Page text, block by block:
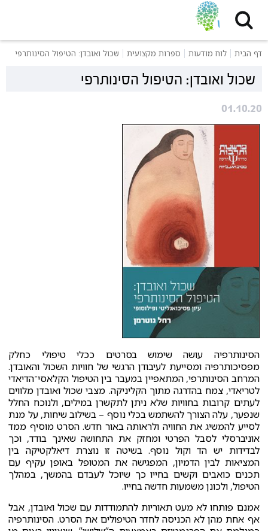
דף הבית לוח מודעות ספרות מקצועית שכול ואובדן: הטיפול הסינותרפי
שכול ואובדן: הטיפול הסינותרפי
01.10.20
הסינותרפיה עושה שימוש בסרטים ככלי טיפולי כחלק
מפסיכותרפיה ומסייעת לעיבודן הרגשי של חוויות השכול והאובדן.
המרחב הסינותרפי, המתאפיין במעבר בין הטיפול הקלאסי־הדיאדי
לטריאדי, צמח בהדרגה מתוך הקליניקה. מצבי שכול ואובדן מלווים
לעתים קרובות בחוויות שלא ניתן לתקשרן במילים, ולנוכח החלל
שנפער, עלה הצורך להשתמש בכלי נוסף – בשילוב שיחות, על מנת
לסייע להמשיג את החוויה ולראותה באור חדש. הסרט מוסיף ממד
אוניברסלי לסבל הפרטי ומחזק את התחושה שאינך בודד, וכך
לבדידות יש הד וקול נוסף. בשיטה זו נוצרת דיאלקטיקה בין
המציאות לבין הדמיון, המפגישה את המטופל באופן עקיף עם
תכנים כואבים וקשים בחייו כך שיוכל לעבדם בהמשך, במהלך
הטיפול, ולכונן משמעות חדשה בחייו.
אמנם פותחו לא מעט תאוריות להתמודדות עם שכול ואובדן, אבל
אף אחת מהן לא הכניסה לחדר הטיפולים את הסרט. הסינותרפיה